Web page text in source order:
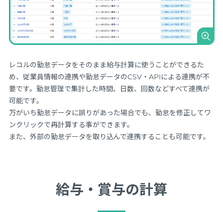
レコルの勤怠データをそのまま給与計算に使うことができるた
め、従業員情報の連携や勤怠データのCSV・APIによる連携が不
要です。勤怠管理で集計した時間、日数、回数などすべて連携が
可能です。
万がいち勤怠データに誤りがあった場合でも、勤怠を修正してワ
ンクリックで再計算する事ができます。
また、外部の勤怠データを取り込んで連携することも可能です。
給与・賞与の計算